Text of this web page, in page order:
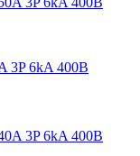
3P 6kA 400В